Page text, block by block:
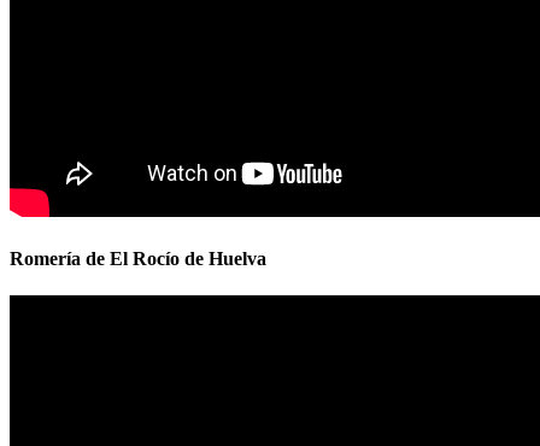
Romería de El Rocío de Huelva